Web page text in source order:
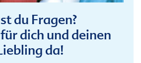
du Fragen?
dich und deinen
da!